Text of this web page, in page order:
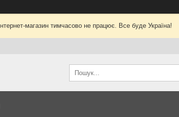
Інтернет-магазин тимчасово не працює. Все буде Україна!